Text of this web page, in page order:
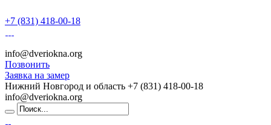
+7 (831) 418-00-18
info@dveriokna.org
Позвонить
Заявка на замер
Нижний Новгород и область +7 (831) 418-00-18
info@dveriokna.org